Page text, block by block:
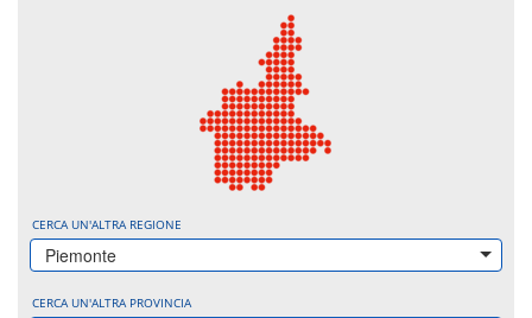
CERCA UN'ALTRA REGIONE
Piemonte
CERCA UN'ALTRA PROVINCIA